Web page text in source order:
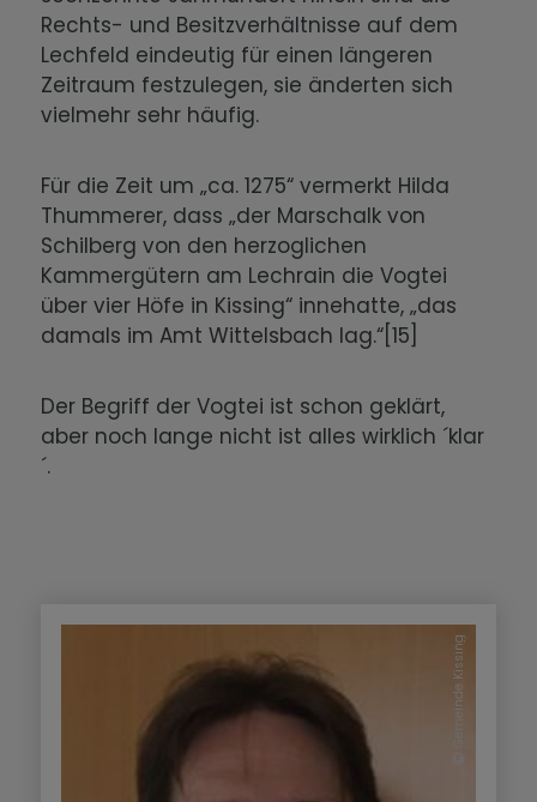
Rechts- und Besitzverhältnisse auf dem
Lechfeld eindeutig für einen längeren
Zeitraum festzulegen, sie änderten sich
vielmehr sehr häufig.
Für die Zeit um „ca. 1275“ vermerkt Hilda
Thummerer, dass „der Marschalk von
Schilberg von den herzoglichen
Kammergütern am Lechrain die Vogtei
über vier Höfe in Kissing“ innehatte, „das
damals im Amt Wittelsbach lag.“[15]
Der Begriff der Vogtei ist schon geklärt,
aber noch lange nicht ist alles wirklich ´klar
´.
Gemeinde Kissing